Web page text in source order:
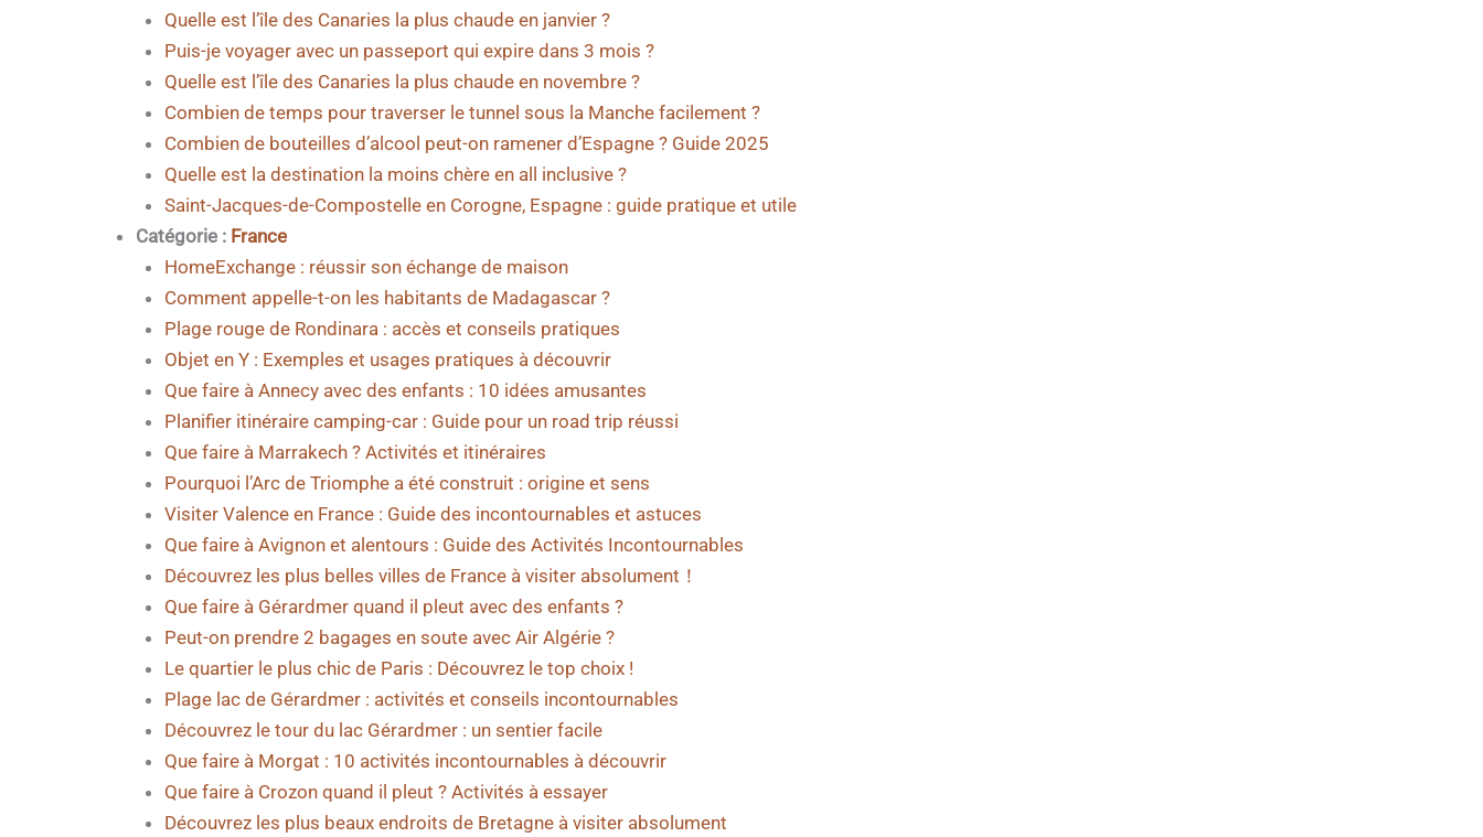
Quelle est l’île des Canaries la plus chaude en janvier ?
Puis-je voyager avec un passeport qui expire dans 3 mois ?
Quelle est l’île des Canaries la plus chaude en novembre ?
Combien de temps pour traverser le tunnel sous la Manche facilement ?
Combien de bouteilles d’alcool peut-on ramener d’Espagne ? Guide 2025
Quelle est la destination la moins chère en all inclusive ?
Saint-Jacques-de-Compostelle en Corogne, Espagne : guide pratique et utile
Catégorie : France
HomeExchange : réussir son échange de maison
Comment appelle-t-on les habitants de Madagascar ?
Plage rouge de Rondinara : accès et conseils pratiques
Objet en Y : Exemples et usages pratiques à découvrir
Que faire à Annecy avec des enfants : 10 idées amusantes
Planifier itinéraire camping-car : Guide pour un road trip réussi
Que faire à Marrakech ? Activités et itinéraires
Pourquoi l’Arc de Triomphe a été construit : origine et sens
Visiter Valence en France : Guide des incontournables et astuces
Que faire à Avignon et alentours : Guide des Activités Incontournables
Découvrez les plus belles villes de France à visiter absolument！
Que faire à Gérardmer quand il pleut avec des enfants ?
Peut-on prendre 2 bagages en soute avec Air Algérie ?
Le quartier le plus chic de Paris : Découvrez le top choix !
Plage lac de Gérardmer : activités et conseils incontournables
Découvrez le tour du lac Gérardmer : un sentier facile
Que faire à Morgat : 10 activités incontournables à découvrir
Que faire à Crozon quand il pleut ? Activités à essayer
Découvrez les plus beaux endroits de Bretagne à visiter absolument